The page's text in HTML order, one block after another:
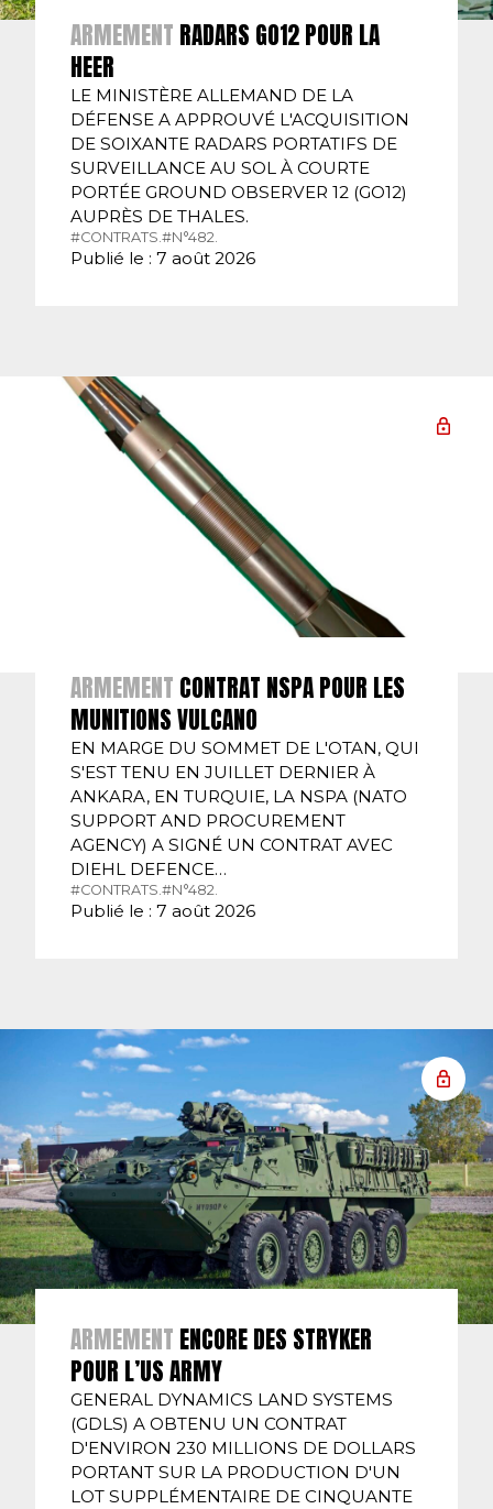
ARMEMENT RADARS GO12 POUR LA
HEER
LE MINISTÈRE ALLEMAND DE LA
DÉFENSE A APPROUVÉ L'ACQUISITION
DE SOIXANTE RADARS PORTATIFS DE
SURVEILLANCE AU SOL À COURTE
PORTÉE GROUND OBSERVER 12 (GO12)
AUPRÈS DE THALES.
#CONTRATS. #N°482.
Publié le : 7 août 2026
ARMEMENT CONTRAT NSPA POUR LES
MUNITIONS VULCANO
EN MARGE DU SOMMET DE L'OTAN, QUI
S'EST TENU EN JUILLET DERNIER À
ANKARA, EN TURQUIE, LA NSPA (NATO
SUPPORT AND PROCUREMENT
AGENCY) A SIGNÉ UN CONTRAT AVEC
DIEHL DEFENCE…
#CONTRATS. #N°482.
Publié le : 7 août 2026
ARMEMENT ENCORE DES STRYKER
POUR L’US ARMY
GENERAL DYNAMICS LAND SYSTEMS
(GDLS) A OBTENU UN CONTRAT
D'ENVIRON 230 MILLIONS DE DOLLARS
PORTANT SUR LA PRODUCTION D'UN
LOT SUPPLÉMENTAIRE DE CINQUANTE